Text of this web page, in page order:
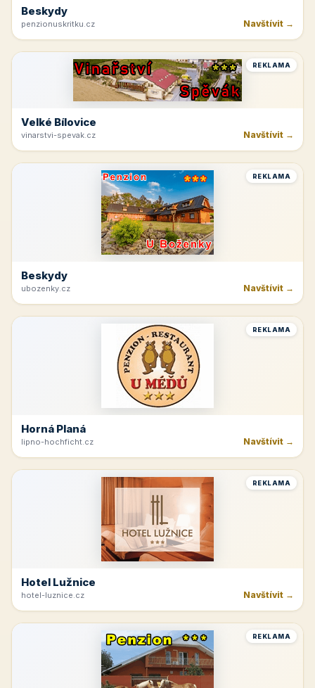
Beskydy
penzionuskritku.cz Navštívit →
REKLAMA
Velké Bílovice
vinarstvi-spevak.cz Navštívit →
REKLAMA
Beskydy
ubozenky.cz Navštívit →
REKLAMA
Horná Planá
lipno-hochficht.cz Navštívit →
REKLAMA
Hotel Lužnice
hotel-luznice.cz Navštívit →
REKLAMA